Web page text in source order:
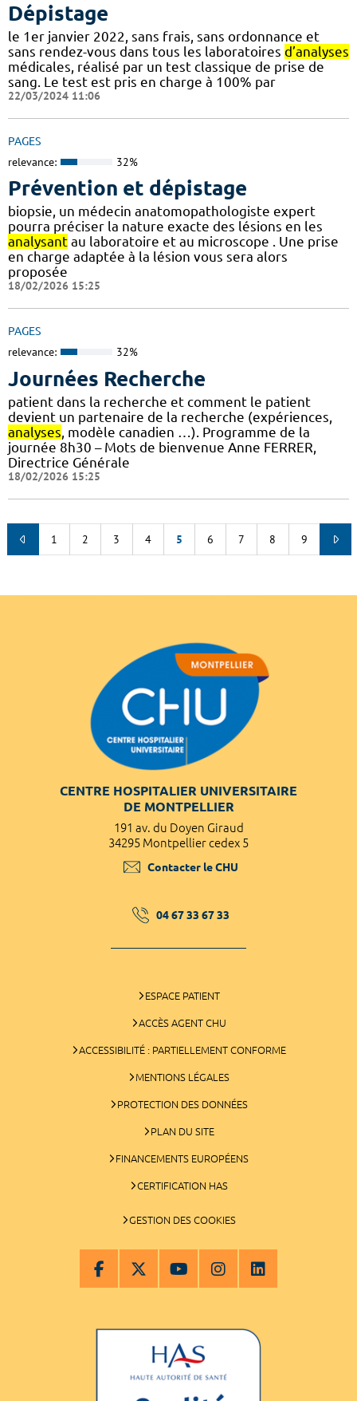
Dépistage
le 1er janvier 2022, sans frais, sans ordonnance et
sans rendez-vous dans tous les laboratoires d’analyses
médicales, réalisé par un test classique de prise de
sang. Le test est pris en charge à 100% par
22/03/2024 11:06
PAGES
relevance: 32%
Prévention et dépistage
biopsie, un médecin anatomopathologiste expert
pourra préciser la nature exacte des lésions en les
analysant au laboratoire et au microscope . Une prise
en charge adaptée à la lésion vous sera alors
proposée
18/02/2026 15:25
PAGES
relevance: 32%
Journées Recherche
patient dans la recherche et comment le patient
devient un partenaire de la recherche (expériences,
analyses, modèle canadien …). Programme de la
journée 8h30 – Mots de bienvenue Anne FERRER,
Directrice Générale
18/02/2026 15:25
1 2 3 4 5 6 7 8 9
CENTRE HOSPITALIER UNIVERSITAIRE
DE MONTPELLIER
191 av. du Doyen Giraud
34295 Montpellier cedex 5
Contacter le CHU
04 67 33 67 33
ESPACE PATIENT
ACCÈS AGENT CHU
ACCESSIBILITÉ : PARTIELLEMENT CONFORME
MENTIONS LÉGALES
PROTECTION DES DONNÉES
PLAN DU SITE
FINANCEMENTS EUROPÉENS
CERTIFICATION HAS
GESTION DES COOKIES